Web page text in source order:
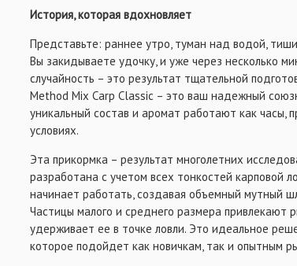
ВСЁ ДЛЯ ОСНАСТОК
История, которая вдохновляет
Представьте: раннее утро, туман над водой,
Вы закидываете удочку, и уже через несколько
случайность – это результат тщательной
Method Mix Carp Classic – это ваш надежный
уникальный состав и аромат работают как часы,
условиях.
Эта прикормка – результат многолетних
разработана с учетом всех тонкостей карповой
начинает работать, создавая объемный мутный
Частицы малого и среднего размера привлекают
удерживает ее в точке ловли. Это идеальное
которое подойдет как новичкам, так и опытным